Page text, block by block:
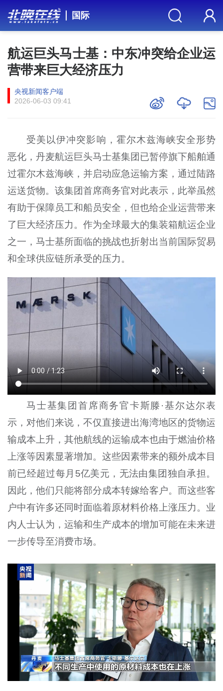
国际
航运巨头马士基：中东冲突给企业运
营带来巨大经济压力
央视新闻客户端
2026-06-03 09:41
受美以伊冲突影响，霍尔木兹海峡安全形势
恶化，丹麦航运巨头马士基集团已暂停旗下船舶通
过霍尔木兹海峡，并启动应急运输方案，通过陆路
运送货物。该集团首席商务官对此表示，此举虽然
有助于保障员工和船员安全，但也给企业运营带来
了巨大经济压力。作为全球最大的集装箱航运企业
之一，马士基所面临的挑战也折射出当前国际贸易
和全球供应链所承受的压力。
马士基集团首席商务官卡斯滕·基尔达尔表
示，对他们来说，不仅直接进出海湾地区的货物运
输成本上升，其他航线的运输成本也由于燃油价格
上涨等因素显著增加。这些因素带来的额外成本目
前已经超过每月5亿美元，无法由集团独自承担。
因此，他们只能将部分成本转嫁给客户。而这些客
户中有许多还同时面临着原材料价格上涨压力。业
内人士认为，运输和生产成本的增加可能在未来进
一步传导至消费市场。